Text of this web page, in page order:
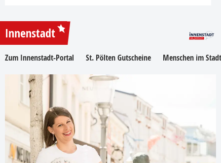
Innenstadt
Zum Innenstadt-Portal St. Pölten Gutscheine Menschen im